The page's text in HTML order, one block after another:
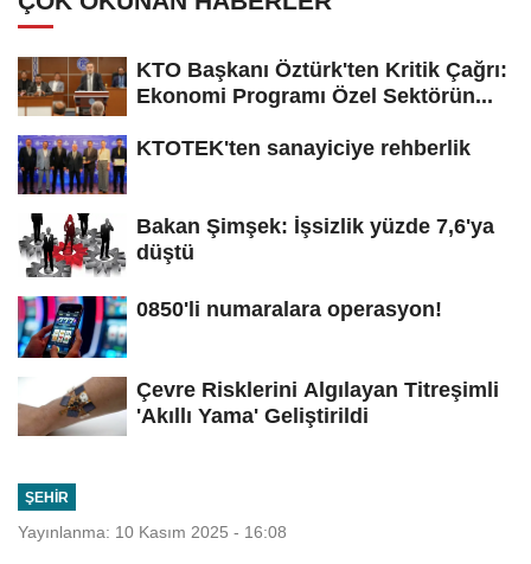
KTO Başkanı Öztürk'ten Kritik Çağrı:
Ekonomi Programı Özel Sektörün...
KTOTEK'ten sanayiciye rehberlik
Bakan Şimşek: İşsizlik yüzde 7,6'ya
düştü
0850'li numaralara operasyon!
Çevre Risklerini Algılayan Titreşimli
'Akıllı Yama' Geliştirildi
ŞEHIR
Yayınlanma: 10 Kasım 2025 - 16:08